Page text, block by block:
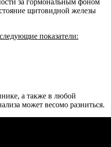
щитовидной железы
показатели:
а также в любой
может весомо разниться.